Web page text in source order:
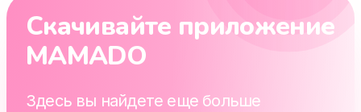
Скачивайте приложение
MAMADO
Здесь вы найдете еще больше